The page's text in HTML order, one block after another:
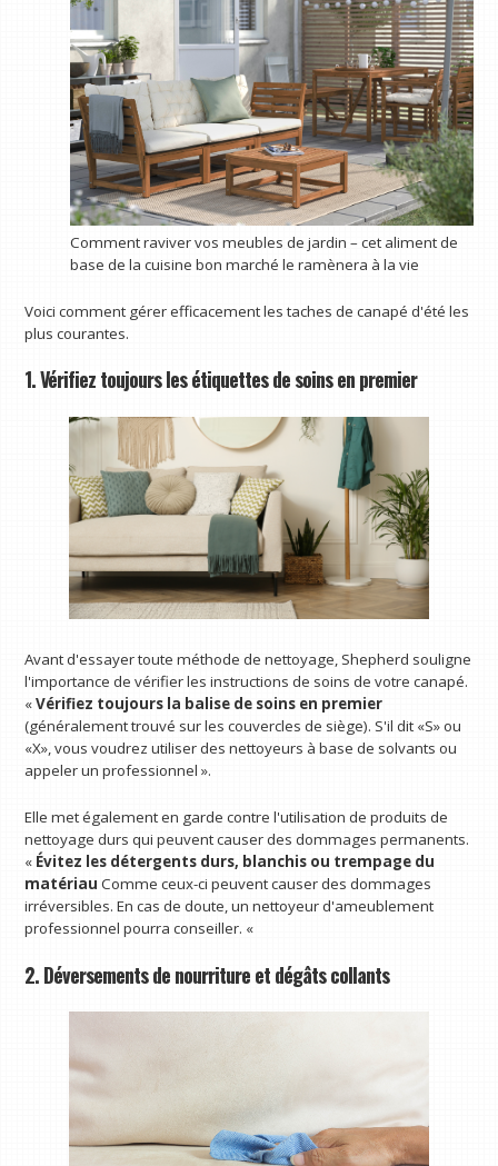
Comment raviver vos meubles de jardin – cet aliment de
base de la cuisine bon marché le ramènera à la vie
Voici comment gérer efficacement les taches de canapé d'été les
plus courantes.
1. Vérifiez toujours les étiquettes de soins en premier
Avant d'essayer toute méthode de nettoyage, Shepherd souligne
l'importance de vérifier les instructions de soins de votre canapé.
«Vérifiez toujours la balise de soins en premier
(généralement trouvé sur les couvercles de siège). S'il dit «S» ou
«X», vous voudrez utiliser des nettoyeurs à base de solvants ou
appeler un professionnel ».
Elle met également en garde contre l'utilisation de produits de
nettoyage durs qui peuvent causer des dommages permanents.
« Évitez les détergents durs, blanchis ou trempage du
matériauComme ceux-ci peuvent causer des dommages
irréversibles. En cas de doute, un nettoyeur d'ameublement
professionnel pourra conseiller. «
2. Déversements de nourriture et dégâts collants